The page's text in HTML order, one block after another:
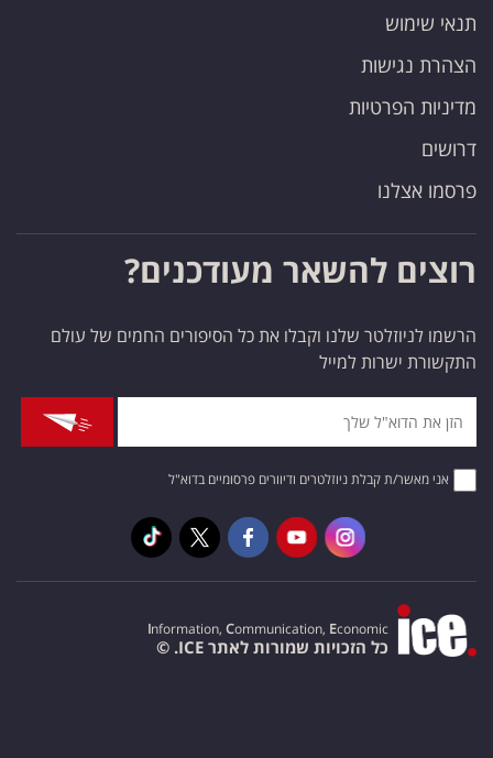
תנאי שימוש
הצהרת נגישות
מדיניות הפרטיות
דרושים
פרסמו אצלנו
רוצים להשאר מעודכנים?
הרשמו לניוזלטר שלנו וקבלו את כל הסיפורים החמים של עולם
התקשורת ישרות למייל
אני מאשר/ת קבלת ניוזלטרים ודיוורים פרסומיים בדוא"ל
Information, Communication, Economic
כל הזכויות שמורות לאתר ICE. ©